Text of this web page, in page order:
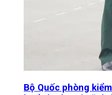
Bộ Quốc phòng